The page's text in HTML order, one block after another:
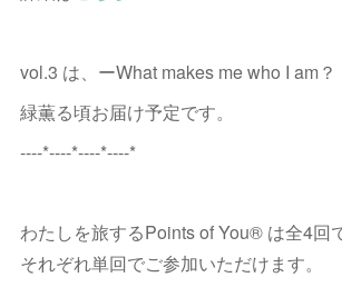
vol.3 は、ーWhat makes me who I am？
緑薫る頃お届け予定です。
----*----*----*----*
わたしを旅するPoints of You® は全4回
それぞれ単回でご参加いただけます。